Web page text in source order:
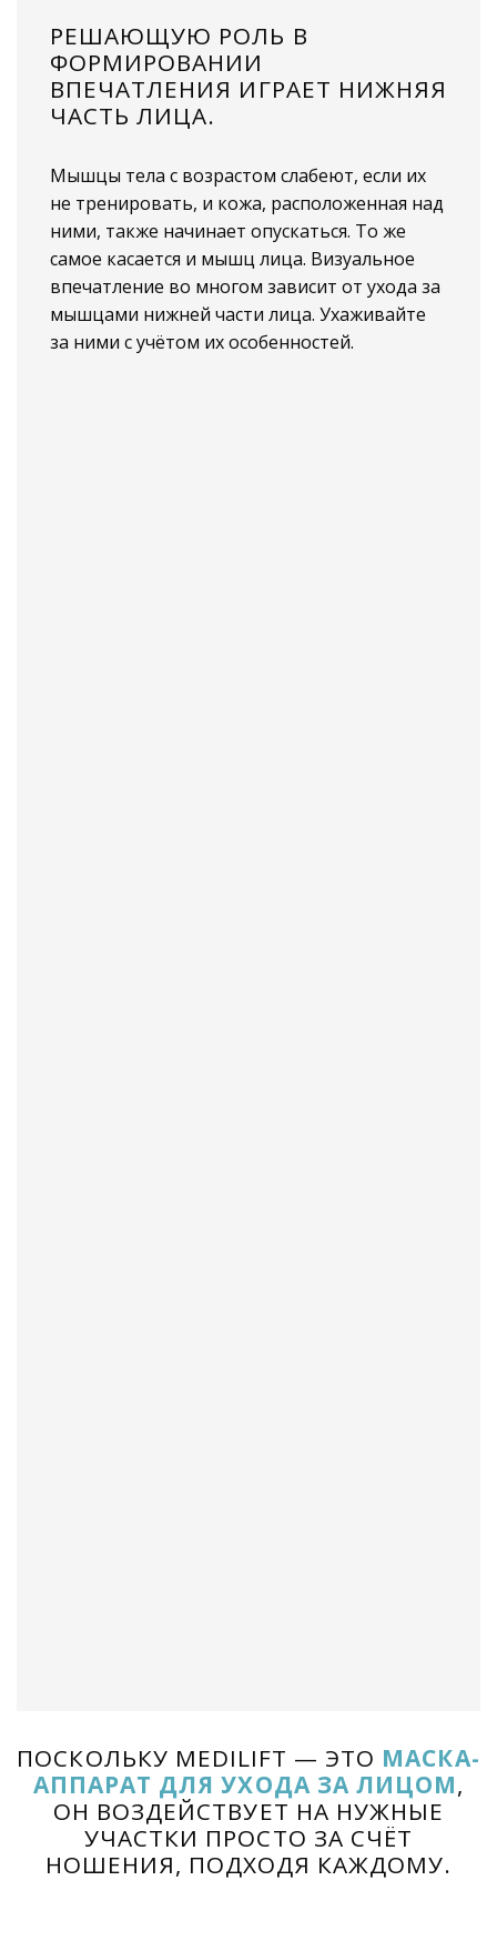
РЕШАЮЩУЮ РОЛЬ В
ФОРМИРОВАНИИ
ВПЕЧАТЛЕНИЯ ИГРАЕТ НИЖНЯЯ
ЧАСТЬ ЛИЦА.
Мышцы тела с возрастом слабеют, если их
не тренировать, и кожа, расположенная над
ними, также начинает опускаться. То же
самое касается и мышц лица. Визуальное
впечатление во многом зависит от ухода за
мышцами нижней части лица. Ухаживайте
за ними с учётом их особенностей.
ПОСКОЛЬКУ MEDILIFT — ЭТО МАСКА-
АППАРАТ ДЛЯ УХОДА ЗА ЛИЦОМ,
ОН ВОЗДЕЙСТВУЕТ НА НУЖНЫЕ
УЧАСТКИ ПРОСТО ЗА СЧЁТ
НОШЕНИЯ, ПОДХОДЯ КАЖДОМУ.